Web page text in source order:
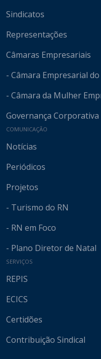
Sindicatos
Representações
Câmaras Empresariais
- Câmara Empresarial
- Câmara da Mulher
Governança Corporativa
COMUNICAÇÃO
Notícias
Periódicos
Projetos
- Turismo do RN
- RN em Foco
- Plano Diretor de Natal
SERVIÇOS
REPIS
ECICS
Certidões
Contribuição Sindical